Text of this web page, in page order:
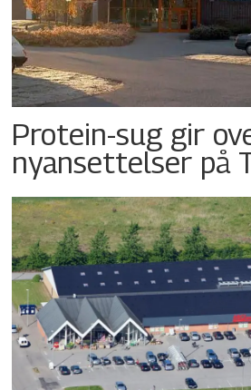
Protein-sug gir
nyansettelser på